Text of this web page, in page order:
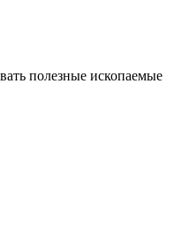
полезные ископаемые